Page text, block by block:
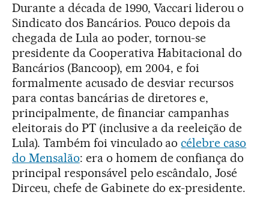
Durante a década de 1990, Vaccari liderou o
Sindicato dos Bancários. Pouco depois da
chegada de Lula ao poder, tornou-se
presidente da Cooperativa Habitacional do
Bancários (Bancoop), em 2004, e foi
formalmente acusado de desviar recursos
para contas bancárias de diretores e,
principalmente, de financiar campanhas
eleitorais do PT (inclusive a da reeleição de
Lula). Também foi vinculado aocélebre caso
do Mensalão: era o homem de confiança do
principal responsável pelo escândalo, José
Dirceu, chefe de Gabinete do ex-presidente.